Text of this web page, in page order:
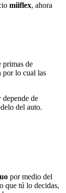
miiflex, ahora
primas de
por lo cual las
de
del auto.
por medio del
que tú lo decidas,